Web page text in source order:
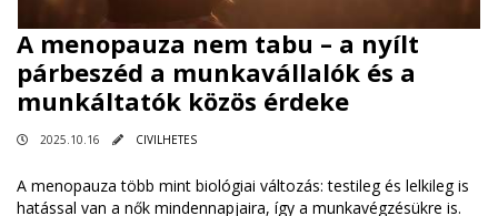
A menopauza nem tabu – a nyílt
párbeszéd a munkavállalók és a
munkáltatók közös érdeke
2025.10.16 CIVILHETES
A menopauza több mint biológiai változás: testileg és lelkileg is
hatással van a nők mindennapjaira, így a munkavégzésükre is.